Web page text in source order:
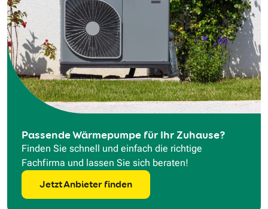
Passende Wärmepumpe für Ihr Zuhause?
Finden Sie schnell und einfach die richtige
Fachfirma und lassen Sie sich beraten!
Jetzt Anbieter finden